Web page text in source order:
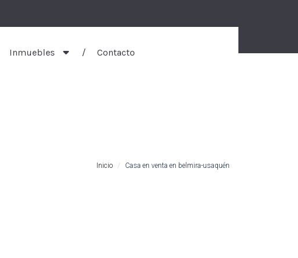
Inmuebles Contacto
Inicio Casa en venta en belmira-usaquén